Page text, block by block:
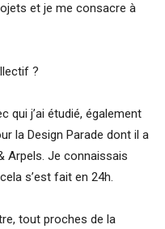
et je me consacre à
?
qui j’ai étudié, également
la Design Parade dont il a
Arpels. Je connaissais
s’est fait en 24h.
tout proches de la